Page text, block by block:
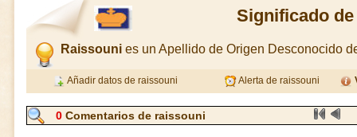
Significado
Raissouni es un Apellido de Origen Desconocido
Añadir datos de raissouni Alerta de raissouni
0 Comentarios de raissouni